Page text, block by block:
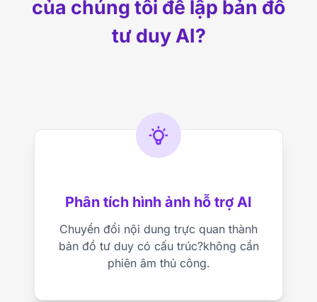
của chúng tôi để lập bản đồ
tư duy AI?
Phân tích hình ảnh hỗ trợ AI
Chuyển đổi nội dung trực quan thành
bản đồ tư duy có cấu trúc?không cần
phiên âm thủ công.